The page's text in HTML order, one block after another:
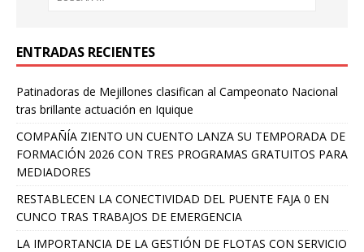
ENTRADAS RECIENTES
Patinadoras de Mejillones clasifican al Campeonato Nacional
tras brillante actuación en Iquique
COMPAÑÍA ZIENTO UN CUENTO LANZA SU TEMPORADA DE
FORMACIÓN 2026 CON TRES PROGRAMAS GRATUITOS PARA
MEDIADORES
RESTABLECEN LA CONECTIVIDAD DEL PUENTE FAJA 0 EN
CUNCO TRAS TRABAJOS DE EMERGENCIA
LA IMPORTANCIA DE LA GESTIÓN DE FLOTAS CON SERVICIO